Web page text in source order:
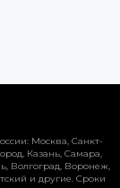
Москва, Санкт-
Казань, Самара,
Волгоград, Воронеж,
и другие. Сроки